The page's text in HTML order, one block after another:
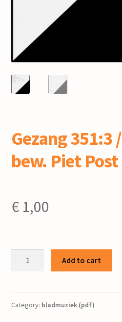
Gezang 351:3 /
bew. Piet Post
€1,00
Piet
Add to cart
Category: bladmuziek (pdf)